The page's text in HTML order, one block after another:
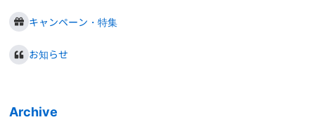
キャンペーン・特集
お知らせ
Archive